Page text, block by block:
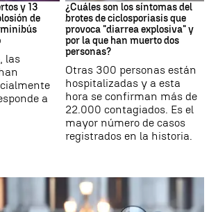
y 13
de
las
a
¿Cuáles son los síntomas del
brotes de ciclosporiasis que
provoca "diarrea explosiva" y
por la que han muerto dos
personas?
Otras 300 personas están
hospitalizadas y a esta
hora se confirman más de
22.000 contagiados. Es el
mayor número de casos
registrados en la historia.